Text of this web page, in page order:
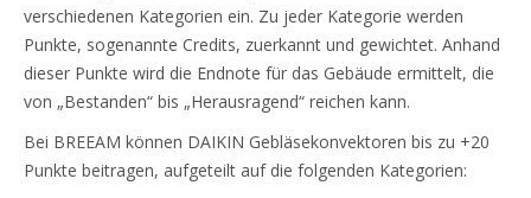
verschiedenen Kategorien ein. Zu jeder Kategorie werden
Punkte, sogenannte Credits, zuerkannt und gewichtet. Anhand
dieser Punkte wird die Endnote für das Gebäude ermittelt, die
von „Bestanden“ bis „Herausragend“ reichen kann.
Bei BREEAM können DAIKIN Gebläsekonvektoren bis zu +20
Punkte beitragen, aufgeteilt auf die folgenden Kategorien: